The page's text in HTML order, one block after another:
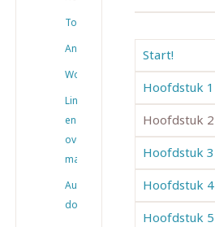
Toetsen
Antwoorden
Woordenlijsten
Links
en
overig
materiaal
Audio
downloaden
Start!
Hoofdstuk 1
Hoofdstuk 2
Hoofdstuk 3
Hoofdstuk 4
Hoofdstuk 5